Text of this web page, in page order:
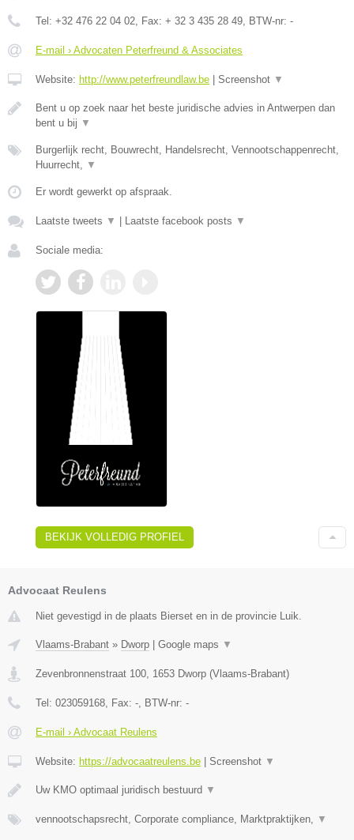
Tel: +32 476 22 04 02 , Fax: + 32 3 435 28 49 , BTW-nr: -
E-mail › Advocaten Peterfreund & Associates
Website: http://www.peterfreundlaw.be Screenshot ▼
Bent u op zoek naar het beste juridische advies in Antwerpen dan
bent u bij ▼
Burgerlijk recht, Bouwrecht, Handelsrecht, Vennootschappenrecht,
Huurrecht,
▼
Er wordt gewerkt op afspraak.
Laatste tweets ▼ Laatste facebook posts ▼
Sociale media:
BEKIJK VOLLEDIG PROFIEL
Advocaat Reulens
Niet gevestigd in de plaats Bierset en in de provincie Luik.
Vlaams-Brabant » Dworp Google maps ▼
Zevenbronnenstraat 100 1653 Dworp (Vlaams-Brabant)
Tel: 023059168 , Fax: - , BTW-nr: -
E-mail › Advocaat Reulens
Website: https://advocaatreulens.be Screenshot ▼
Uw KMO optimaal juridisch bestuurd ▼
vennootschapsrecht, Corporate compliance, Marktpraktijken, ▼